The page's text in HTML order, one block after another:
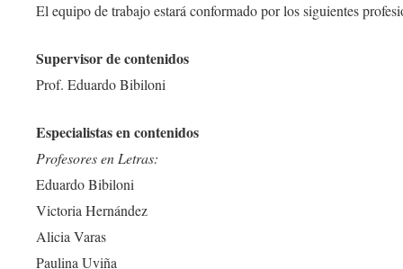
El equipo de trabajo estará conformado por los siguientes
Supervisor de contenidos
Prof. Eduardo Bibiloni
Especialistas en contenidos
Profesores en Letras:
Eduardo Bibiloni
Victoria Hernández
Alicia Varas
Paulina Uviña